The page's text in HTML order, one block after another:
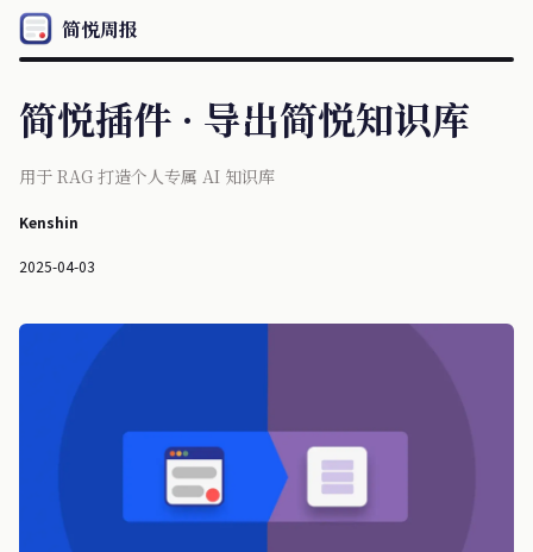
简悦周报
简悦插件 · 导出简悦知识库
用于 RAG 打造个人专属 AI 知识库
Kenshin
2025-04-03